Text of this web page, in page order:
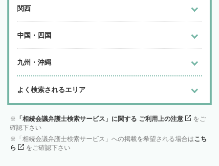
関西
中国・四国
九州・沖縄
よく検索されるエリア
「相続会議弁護士検索サービス」に関する ご利用上の注意
をご
確認下さい
「相続会議弁護士検索サービス」への掲載を希望される場合はこち
ら
をご確認下さい